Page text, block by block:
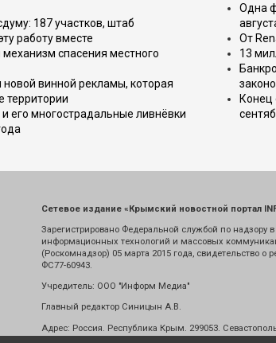
187 участков, штаб
работу вместе
спасения местного
винной рекламы, которая
территории
его многострадальные ливнёвки
Одна
От
13
Конец
Сетевое издание «Крымский новостной портал
Зарегистрировано Федеральной службой по надзору в
информационных технологий и массовых
(Роскомнадзор) 05 марта 2015 года, свидетельство о
ФС77-60943.
Учредитель: ООО "Информ Медиа"
Главный редактор Синицын А.В.
Адрес: Россия. Республика Крым. 299053.